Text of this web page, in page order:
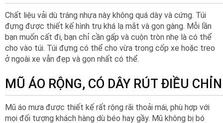
Chất liệu vải dù tráng nhựa này không quá dày và cứng. Túi
đựng được thiết kế hình trụ khá lạ mắt và gọn gàng. Mỗi lần
bạn muốn cất đi, bạn chỉ cần gấp và cuộn tròn nhẹ là có thể
cho vào túi. Túi đựng có thể cho vừa trong cốp xe hoặc treo
ở ngoài xe vẫn đẹp và gọn nhất có thể.
MŨ ÁO RỘNG, CÓ DÂY RÚT ĐIỀU
Mũ áo mưa được thiết kế rất rộng rãi thoải mái, phù hợp với
mọi đối tượng khách hàng dù béo hay gầy. Mũ không bị bó